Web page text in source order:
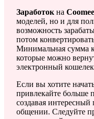
Заработок на
моделей, но и для
возможность
потом
Минимальная сумма к
которые можно
электронный
Если вы хотите
привлекайте больше
создавая интересный
общении. Следуйте